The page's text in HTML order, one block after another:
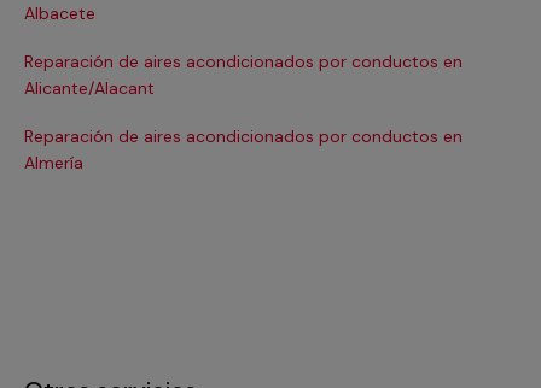
Albacete
Reparación de aires acondicionados por conductos en
Alicante/Alacant
Reparación de aires acondicionados por conductos en
Almería